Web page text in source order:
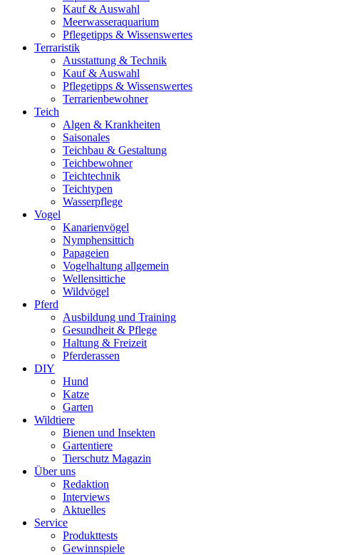
Kauf & Auswahl
Meerwasseraquarium
Pflegetipps & Wissenswertes
Terraristik
Ausstattung & Technik
Kauf & Auswahl
Pflegetipps & Wissenswertes
Terrarienbewohner
Teich
Algen & Krankheiten
Saisonales
Teichbau & Gestaltung
Teichbewohner
Teichtechnik
Teichtypen
Wasserpflege
Vogel
Kanarienvögel
Nymphensittich
Papageien
Vogelhaltung allgemein
Wellensittiche
Wildvögel
Pferd
Ausbildung und Training
Gesundheit & Pflege
Haltung & Freizeit
Pferderassen
DIY
Hund
Katze
Garten
Wildtiere
Bienen und Insekten
Gartentiere
Tierschutz Magazin
Über uns
Redaktion
Interviews
Aktuelles
Service
Produkttests
Gewinnspiele